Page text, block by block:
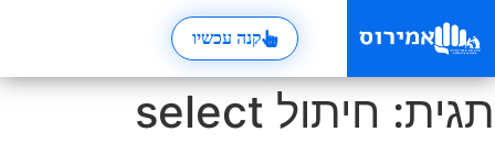
קנה עכשיו
תגית: חיתול select